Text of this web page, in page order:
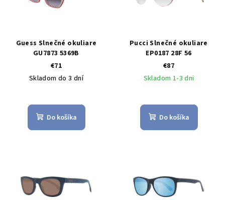
Guess Slnečné okuliare
GU7873 5369B
€71
Skladom do 3 dní
Do košíka
Pucci Slnečné okuliare
EP0187 28F 56
€87
Skladom 1-3 dni
Do košíka